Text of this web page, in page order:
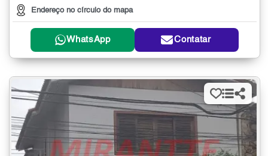
Endereço no círculo do mapa
WhatsApp Contatar